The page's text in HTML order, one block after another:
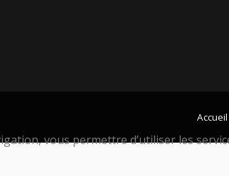
Accueil
vous permettre d’utiliser les